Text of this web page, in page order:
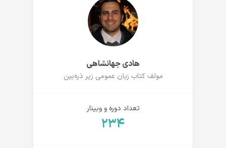
هادی جهانشاهی
مولف کتاب زبان عمومی زیر ذره‌بین
تعداد دوره و وبینار
۲۳۴